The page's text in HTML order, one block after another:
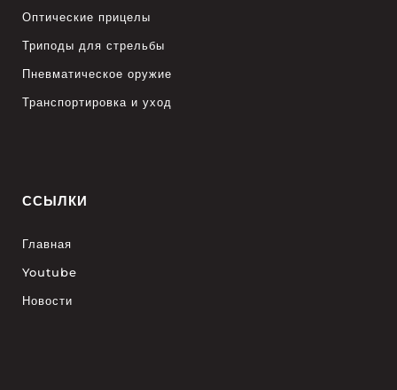
Оптические прицелы
Триподы для стрельбы
Пневматическое оружие
Транспортировка и уход
ССЫЛКИ
Главная
Youtube
Новости